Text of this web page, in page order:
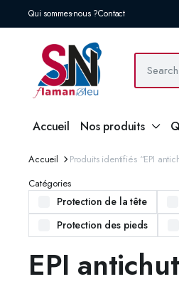
Qui sommes-nous ?Contact
Accueil Nos produits
Accueil
Produits identifiés “EPI
Catégories
Protection de la tête
Protection des pieds
EPI